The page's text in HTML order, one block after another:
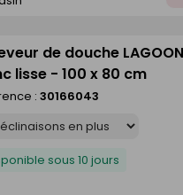
de douche LAGOON
lisse - 100 x 80 cm
: 30166043
sous 10 jours